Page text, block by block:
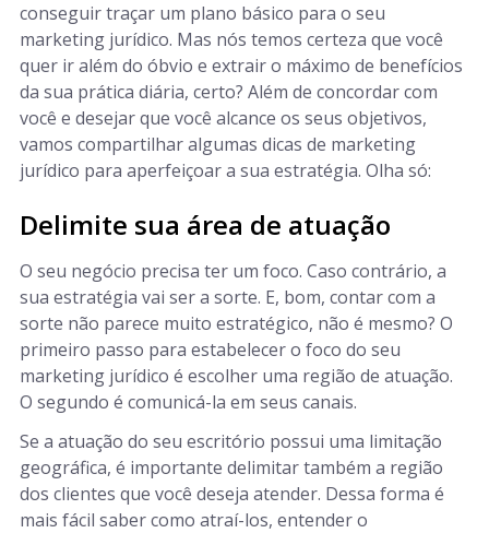
conseguir traçar um plano básico para o seu
marketing jurídico. Mas nós temos certeza que você
quer ir além do óbvio e extrair o máximo de benefícios
da sua prática diária, certo? Além de concordar com
você e desejar que você alcance os seus objetivos,
vamos compartilhar algumas dicas de marketing
jurídico para aperfeiçoar a sua estratégia. Olha só:
Delimite sua área de atuação
O seu negócio precisa ter um foco. Caso contrário, a
sua estratégia vai ser a sorte. E, bom, contar com a
sorte não parece muito estratégico, não é mesmo? O
primeiro passo para estabelecer o foco do seu
marketing jurídico é escolher uma região de atuação.
O segundo é comunicá-la em seus canais.
Se a atuação do seu escritório possui uma limitação
geográfica, é importante delimitar também a região
dos clientes que você deseja atender. Dessa forma é
mais fácil saber como atraí-los, entender o